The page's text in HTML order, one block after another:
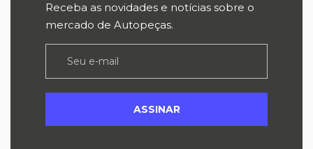
Receba as novidades e notícias sobre o
mercado de Autopeças.